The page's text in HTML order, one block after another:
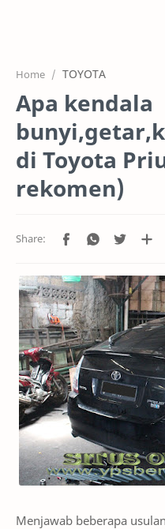
Home TOYOTA
Apa kendala
di Toyota
rekomen)
Menjawab beberapa